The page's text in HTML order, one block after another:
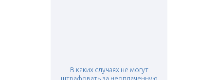
В каких случаях не могут